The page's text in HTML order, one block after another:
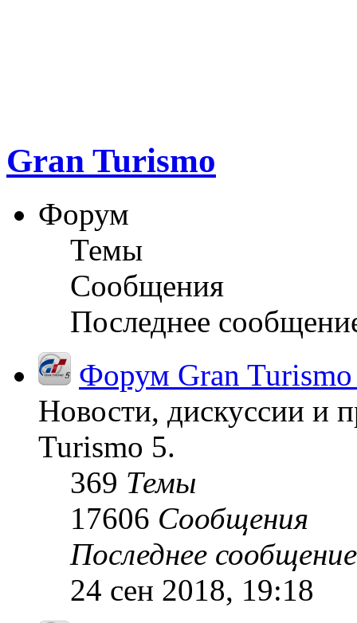
Gran Turismo
Форум
Темы
Сообщения
Последнее
Форум Gran
Новости, дискуссии и
Turismo 5.
369 Темы
17606 Сообщения
Последнее сообщение
24 сен 2018, 19:18